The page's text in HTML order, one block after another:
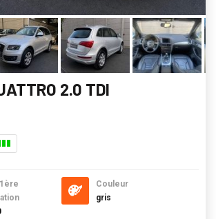
2.0 TDI
Couleur
gris